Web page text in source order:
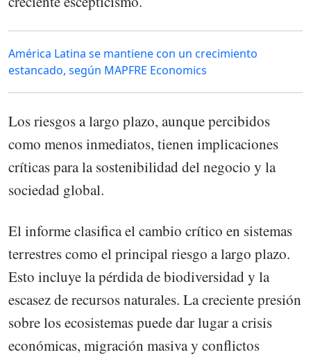
América Latina se mantiene con un crecimiento
estancado, según MAPFRE Economics
Los riesgos a largo plazo, aunque percibidos
como menos inmediatos, tienen implicaciones
críticas para la sostenibilidad del negocio y la
sociedad global.
El informe clasifica el cambio crítico en sistemas
terrestres como el principal riesgo a largo plazo.
Esto incluye la pérdida de biodiversidad y la
escasez de recursos naturales. La creciente presión
sobre los ecosistemas puede dar lugar a crisis
económicas, migración masiva y conflictos